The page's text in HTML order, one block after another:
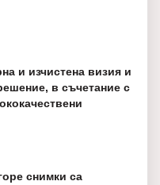
и изчистена визия и
в съчетание с
снимки са